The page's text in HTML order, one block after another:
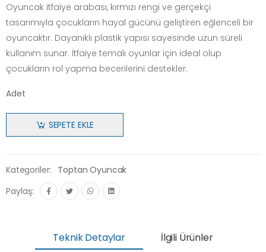
Oyuncak itfaiye arabası, kırmızı rengi ve gerçekçi
tasarımıyla çocukların hayal gücünü geliştiren eğlenceli bir
oyuncaktır. Dayanıklı plastik yapısı sayesinde uzun süreli
kullanım sunar. İtfaiye temalı oyunlar için ideal olup
çocukların rol yapma becerilerini destekler.
Adet
SEPETE EKLE
Kategoriler:
Toptan Oyuncak
Paylaş:
Teknik Detaylar
İlgili Ürünler